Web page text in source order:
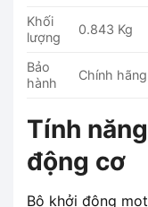
Khối
lượng
0.843 Kg
Bảo
hành
Chính
Tính
động cơ
Bộ khởi động